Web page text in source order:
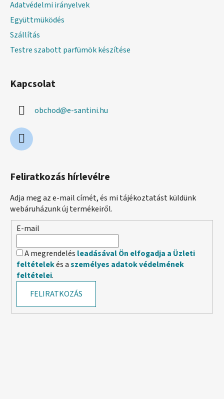
Adatvédelmi irányelvek
Együttmüködés
Szállítás
Testre szabott parfümök készítése
Kapcsolat
obchod@e-santini.hu
Feliratkozás hírlevélre
Adja meg az e-mail címét, és mi tájékoztatást küldünk
webáruházunk új termékeiről.
E-mail
A megrendelés leadásával Ön elfogadja a Üzleti
feltételekés aszemélyes adatok védelmének
feltételei.
FELIRATKOZÁS